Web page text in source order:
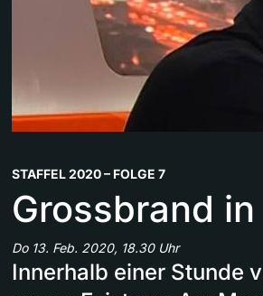
STAFFEL 2020 – FOLGE 7
Grossbrand in
Do 13. Feb. 2020, 18.30 Uhr
Innerhalb einer Stunde